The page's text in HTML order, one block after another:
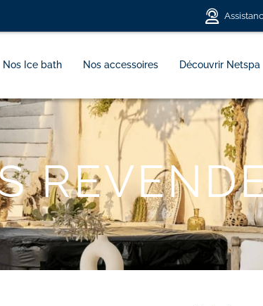
Nos Ice bath Nos accessoires Découvrir Netspa